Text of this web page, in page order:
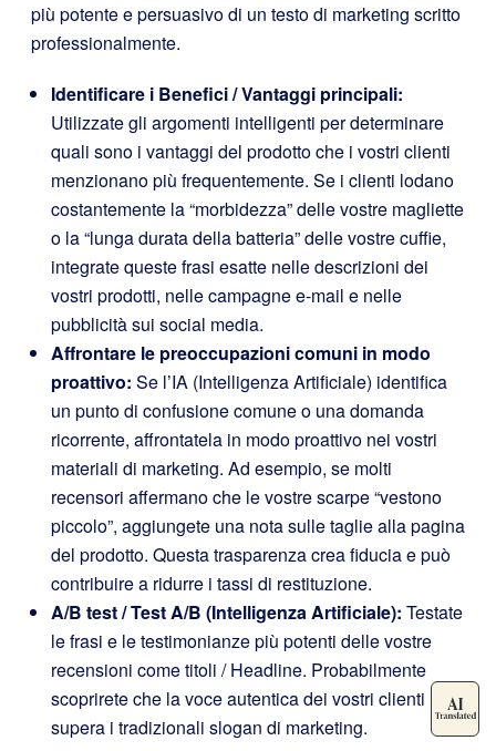
più potente e persuasivo di un testo di marketing scritto
professionalmente.
Identificare i Benefici / Vantaggi principali:
Utilizzate gli argomenti intelligenti per determinare
quali sono i vantaggi del prodotto che i vostri clienti
menzionano più frequentemente. Se i clienti lodano
costantemente la “morbidezza” delle vostre magliette
o la “lunga durata della batteria” delle vostre cuffie,
integrate queste frasi esatte nelle descrizioni dei
vostri prodotti, nelle campagne e-mail e nelle
pubblicità sui social media.
Affrontare le preoccupazioni comuni in modo
proattivo: Se l’IA (Intelligenza Artificiale) identifica
un punto di confusione comune o una domanda
ricorrente, affrontatela in modo proattivo nei vostri
materiali di marketing. Ad esempio, se molti
recensori affermano che le vostre scarpe “vestono
piccolo”, aggiungete una nota sulle taglie alla pagina
del prodotto. Questa trasparenza crea fiducia e può
contribuire a ridurre i tassi di restituzione.
A/B test / Test A/B (Intelligenza Artificiale): Testate
le frasi e le testimonianze più potenti delle vostre
recensioni come titoli / Headline. Probabilmente
scoprirete che la voce autentica dei vostri clienti
supera i tradizionali slogan di marketing.